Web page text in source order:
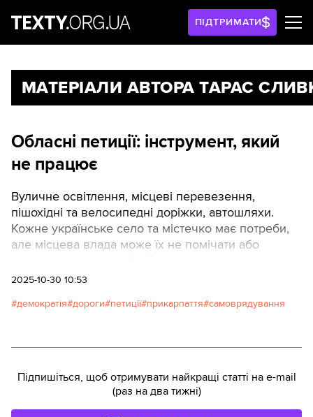
ПІДТРИМАТИ
МАТЕРІАЛИ АВТОРА ТАРАС
Обласні петиції: інструмент, який
не працює
Вуличне освітлення, місцеві перевезення,
пішохідні та велосипедні доріжки, автошляхи.
Кожне українське село та містечко має потреби,
але місцева влада може їх не помічати або
існують петиції: за законом, якщо вони набрали
вирішення проблеми. А як це працює в
2025-10-30 10:53
демократія дороги петиції прикарпаття самоврядування
Підпишіться, щоб отримувати найкращі статті на e-mail
(раз на два тижні)